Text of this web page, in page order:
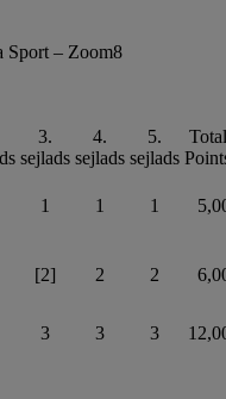
Sport – Zoom8
3.
sejlads
4.
sejlads
5.
sejlads
Total
1 1 1
[2] 2 2
3 3 3